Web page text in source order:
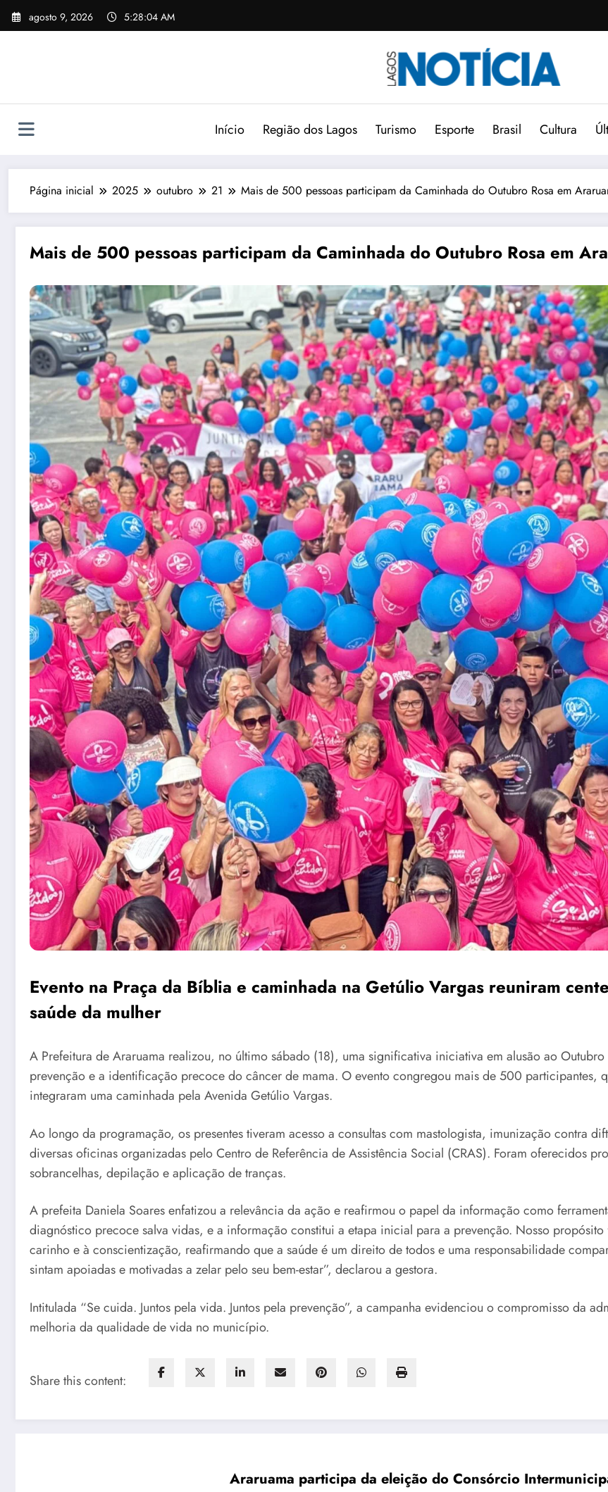
agosto 9, 2026 5:28:06 AM
Início Região dos Lagos Turismo Esporte Brasil Cultura
Página inicial 2025 outubro 21 Mais de 500 pessoas participam da Caminhada do Outubro Rosa em
Mais de 500 pessoas participam da Caminhada do Outubro Rosa em
Evento na Praça da Bíblia e caminhada na Getúlio Vargas reuniram
saúde da mulher
A Prefeitura de Araruama realizou, no último sábado (18), uma significativa iniciativa em alusão ao
prevenção e a identificação precoce do câncer de mama. O evento congregou mais de 500 participantes,
integraram uma caminhada pela Avenida Getúlio Vargas.
Ao longo da programação, os presentes tiveram acesso a consultas com mastologista, imunização contra
diversas oficinas organizadas pelo Centro de Referência de Assistência Social (CRAS). Foram oferecidos
sobrancelhas, depilação e aplicação de tranças.
A prefeita Daniela Soares enfatizou a relevância da ação e reafirmou o papel da informação como
diagnóstico precoce salva vidas, e a informação constitui a etapa inicial para a prevenção. Nosso
carinho e à conscientização, reafirmando que a saúde é um direito de todos e uma responsabilidade
sintam apoiadas e motivadas a zelar pelo seu bem-estar”, declarou a gestora.
Intitulada “Se cuida. Juntos pela vida. Juntos pela prevenção”, a campanha evidenciou o compromisso da
melhoria da qualidade de vida no município.
Share this content:
Araruama participa